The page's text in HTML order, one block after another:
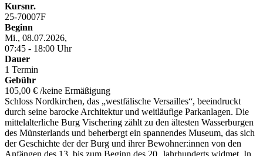
Kursnr.
25-70007F
Beginn
Mi., 08.07.2026,
07:45 - 18:00 Uhr
Dauer
1 Termin
Gebühr
105,00 € /keine Ermäßigung
Schloss Nordkirchen, das „westfälische Versailles“, beeindruckt
durch seine barocke Architektur und weitläufige Parkanlagen. Die
mittelalterliche Burg Vischering zählt zu den ältesten Wasserburgen
des Münsterlands und beherbergt ein spannendes Museum, das sich
der Geschichte der der Burg und ihrer Bewohner:innen von den
Anfängen des 13. bis zum Beginn des 20. Jahrhunderts widmet. In